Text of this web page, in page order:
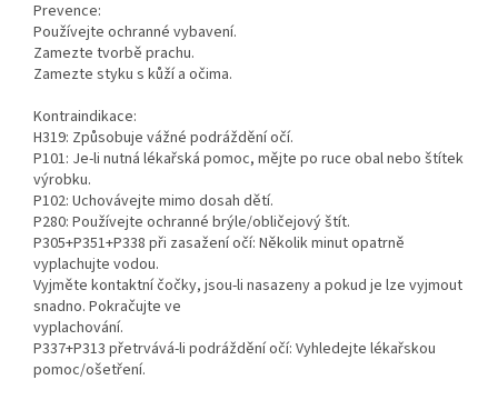
Prevence:
Používejte ochranné vybavení.
Zamezte tvorbě prachu.
Zamezte styku s kůží a očima.
Kontraindikace:
H319: Způsobuje vážné podráždění očí.
P101: Je-li nutná lékařská pomoc, mějte po ruce obal nebo štítek
výrobku.
P102: Uchovávejte mimo dosah dětí.
P280: Používejte ochranné brýle/obličejový štít.
P305+P351+P338 při zasažení očí: Několik minut opatrně
vyplachujte vodou.
Vyjměte kontaktní čočky, jsou-li nasazeny a pokud je lze vyjmout
snadno. Pokračujte ve
vyplachování.
P337+P313 přetrvává-li podráždění očí: Vyhledejte lékařskou
pomoc/ošetření.